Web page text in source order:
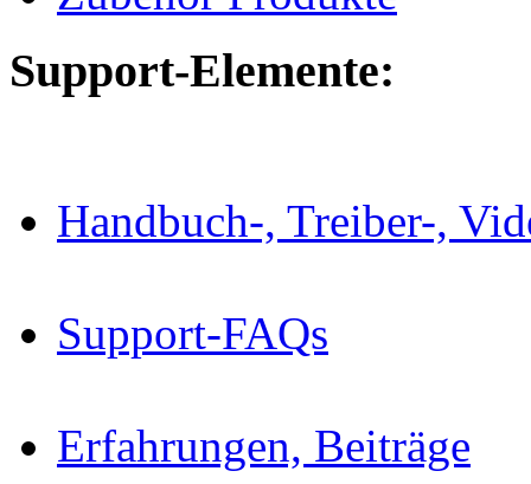
Support-Elemente:
Handbuch-, Treiber-,
Support-FAQs
Erfahrungen, Beiträge